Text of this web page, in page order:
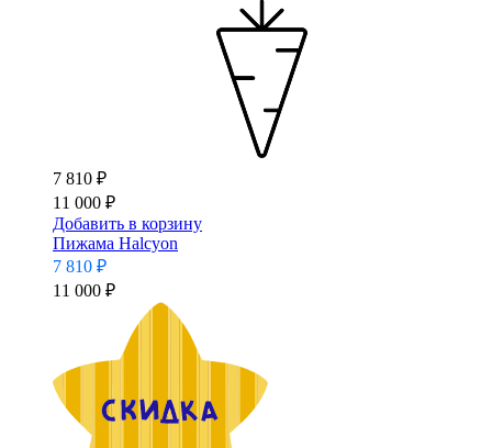
7 810 ₽
11 000 ₽
Добавить в корзину
Пижама Halcyon
7 810 ₽
11 000 ₽